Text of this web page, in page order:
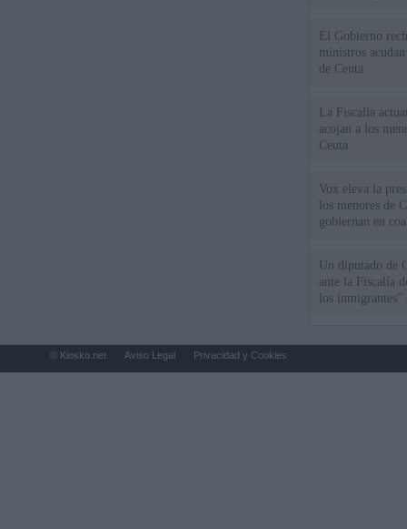
El Gobierno
ministros
de Ceuta
La Fiscalía
acojan a los
Ceuta
Vox eleva la
los menores de
gobiernan en
Un diputado de
ante la Fiscalía
los inmigrantes”
© Kiosko.net Aviso Legal Privacidad y Cookies